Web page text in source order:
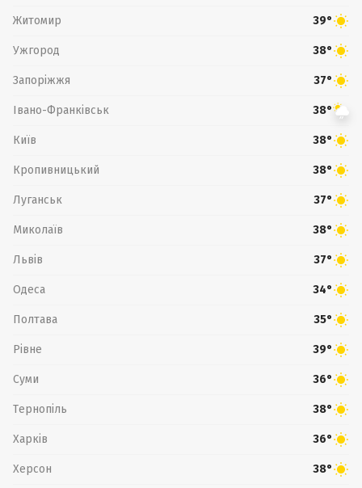
Житомир 39°
Ужгород 38°
Запоріжжя 37°
Івано-Франківськ 38°
Київ 38°
Кропивницький 38°
Луганськ 37°
Миколаїв 38°
Львів 37°
Одеса 34°
Полтава 35°
Рівне 39°
Суми 36°
Тернопіль 38°
Харків 36°
Херсон 38°